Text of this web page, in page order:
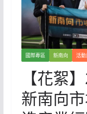
國際專區 新南向 活
【花絮
新南向